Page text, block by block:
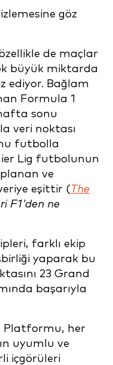
göz
de maçlar
büyük miktarda
ediyor. Bağlam
Formula 1
sonu
veri noktası
futbolla
Lig futbolunun
ve
eşittir (The
F1'den ne
farklı ekip
yaparak bu
23 Grand
başarıyla
Platformu, her
uyumlu ve
içgörüleri